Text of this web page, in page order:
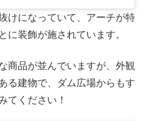
けになっていて、アーチが特
に装飾が施されています。
商品が並んでいますが、外観
る建物で、ダム広場からもす
てください！